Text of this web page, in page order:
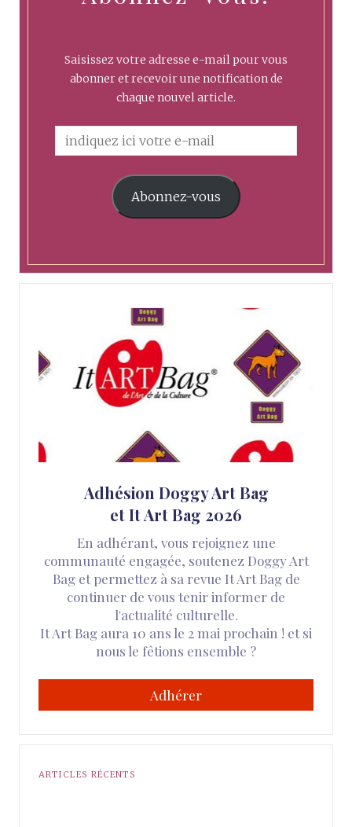
Saisissez votre adresse e-mail pour vous
abonner et recevoir une notification de
chaque nouvel article.
Abonnez-vous
Adhésion Doggy Art Bag
et It Art Bag 2026
En adhérant, vous rejoignez une
communauté engagée, soutenez Doggy Art
Bag et permettez à sa revue It Art Bag de
continuer de vous tenir informer de
l'actualité culturelle.
It Art Bag aura 10 ans le 2 mai prochain ! et si
nous le fêtions ensemble ?
Adhérer
ARTICLES RÉCENTS